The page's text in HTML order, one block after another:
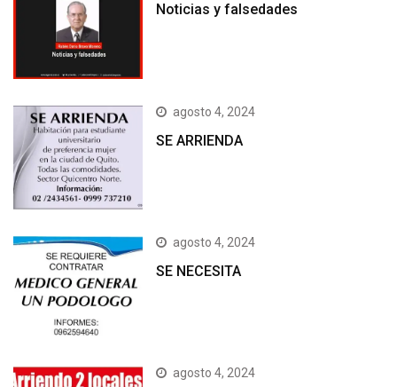
Noticias y falsedades
agosto 4, 2024
SE ARRIENDA
agosto 4, 2024
SE NECESITA
agosto 4, 2024